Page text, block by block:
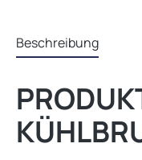
Beschreibung